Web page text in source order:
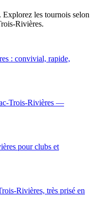
les tournois selon
Rivières.
: convivial, rapide,
Trois-Rivières —
pour clubs et
Rivières, très prisé en